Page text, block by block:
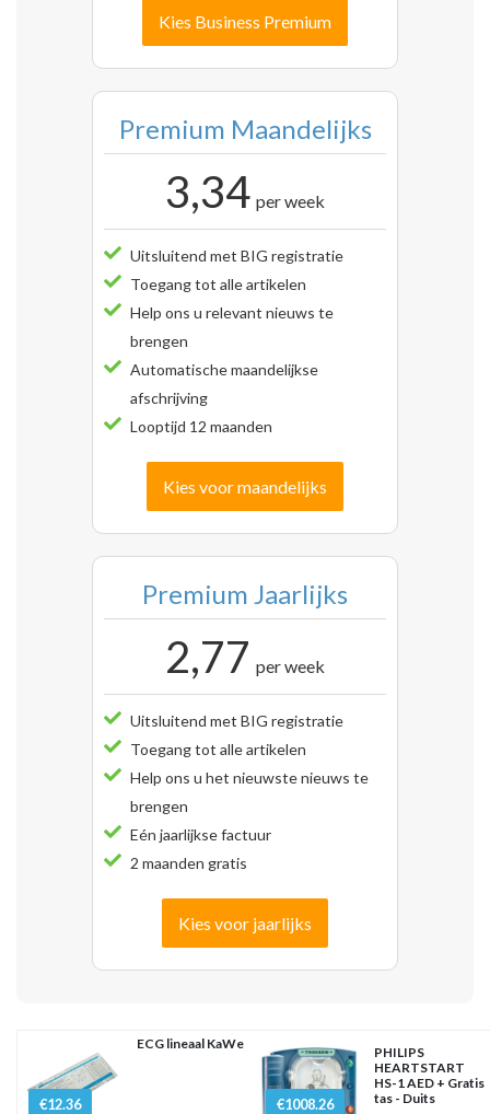
Kies Business Premium
Premium Maandelijks
3,34 per week
Uitsluitend met BIG registratie
Toegang tot alle artikelen
Help ons u relevant nieuws te
brengen
Automatische maandelijkse
afschrijving
Looptijd 12 maanden
Kies voor maandelijks
Premium Jaarlijks
2,77 per week
Uitsluitend met BIG registratie
Toegang tot alle artikelen
Help ons u het nieuwste nieuws te
brengen
Eén jaarlijkse factuur
2 maanden gratis
Kies voor jaarlijks
€12.36
ECG lineaal KaWe
€1008.26
PHILIPS
HEARTSTART
HS-1 AED + Gratis
tas - Duits